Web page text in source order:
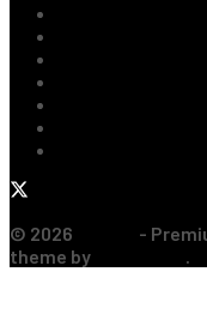
© 2026
-
theme by